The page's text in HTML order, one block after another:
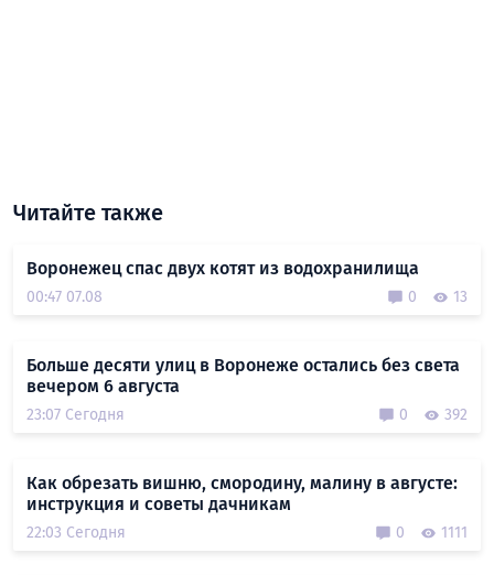
Читайте также
Воронежец спас двух котят из водохранилища
00:47 07.08 0 13
Больше десяти улиц в Воронеже остались без света
вечером 6 августа
23:07 Сегодня 0 392
Как обрезать вишню, смородину, малину в августе:
инструкция и советы дачникам
22:03 Сегодня 0 1111